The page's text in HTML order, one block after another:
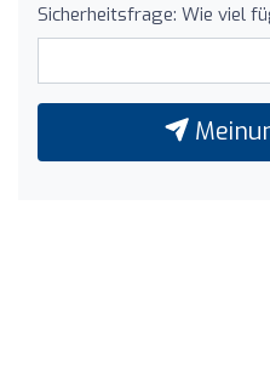
Sicherheitsfrage: Wie viel